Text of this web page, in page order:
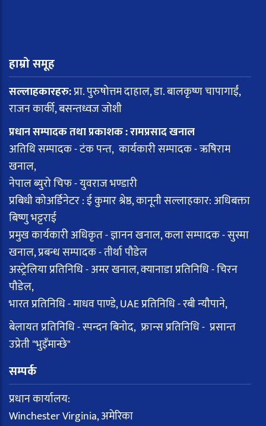
हाम्रो समूह
सल्लाहकारहरु:प्रा. पुरुषोत्तम दाहाल, डा. बालकृष्ण चापागाईं,
राजन कार्की, बसन्तध्वज जोशी
प्रधान सम्पादक तथा प्रकाशक : रामप्रसाद खनाल
अतिथि सम्पादक - टंक पन्त, कार्यकारी सम्पादक - ऋषिराम
खनाल,
नेपाल ब्युरो चिफ - युवराज भण्डारी
प्रबिधी कोअर्डिनेटर : ई कुमार श्रेष्ठ, कानूनी सल्लाहकार: अधिबक्ता
बिष्णु भट्टराई
प्रमुख कार्यकारी अधिकृत - ज्ञानन खनाल, कला सम्पादक - सुस्मा
खनाल, प्रबन्ध सम्पादक - तीर्था पौडेल
अस्ट्रेलिया प्रतिनिधि - अमर खनाल, क्यानाडा प्रतिनिधि - चिरन
पौडेल,
भारत प्रतिनिधि - माधव पाण्डे, UAE प्रतिनिधि - रबी न्यौपाने,
बेलायत प्रतिनिधि - स्पन्दन बिनोद, फ्रान्स प्रतिनिधि - प्रसान्त
उप्रेती "भुइँमान्छे"
सम्पर्क
प्रधान कार्यालय:
Winchester Virginia, अमेरिका